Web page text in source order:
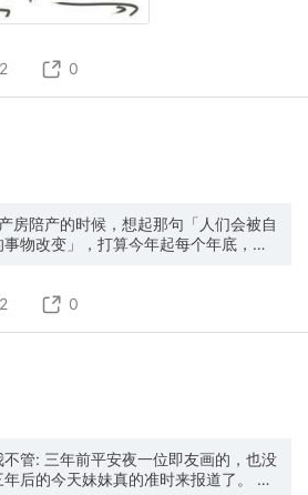
0
房陪产的时候，想起那句「人们会被自
物改变」，打算今年起每个年底，整
是我最愿意向每个为爱所困的人推荐
场，乖张但是结构精巧。他的法语脱口
好笑
0
不管: 三年前平安夜一位即友画的，也没
后的今天妹妹真的准时来报道了。 护